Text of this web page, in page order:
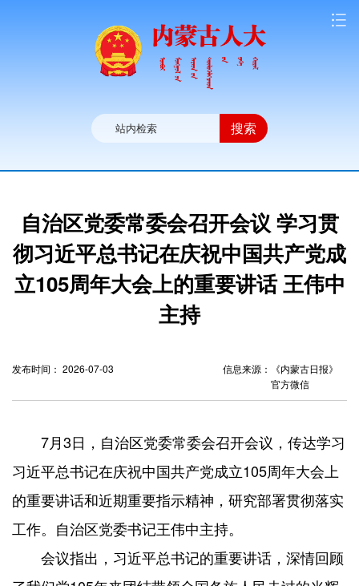
搜索
自治区党委常委会召开会议 学习贯
彻习近平总书记在庆祝中国共产党成
立105周年大会上的重要讲话 王伟中
主持
信息来源：
《内蒙古日报》
官方微信
发布时间： 2026-07-03
7月3日，自治区党委常委会召开会议，传达学习
习近平总书记在庆祝中国共产党成立105周年大会上
的重要讲话和近期重要指示精神，研究部署贯彻落实
工作。自治区党委书记王伟中主持。
会议指出，习近平总书记的重要讲话，深情回顾